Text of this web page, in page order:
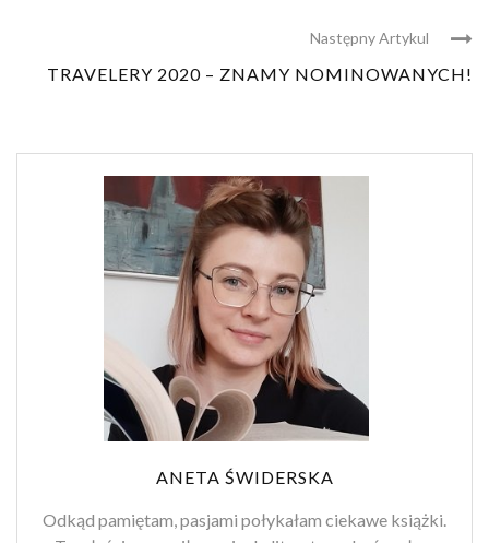
Następny Artykul
TRAVELERY 2020 – ZNAMY NOMINOWANYCH!
ANETA ŚWIDERSKA
Odkąd pamiętam, pasjami połykałam ciekawe książki.